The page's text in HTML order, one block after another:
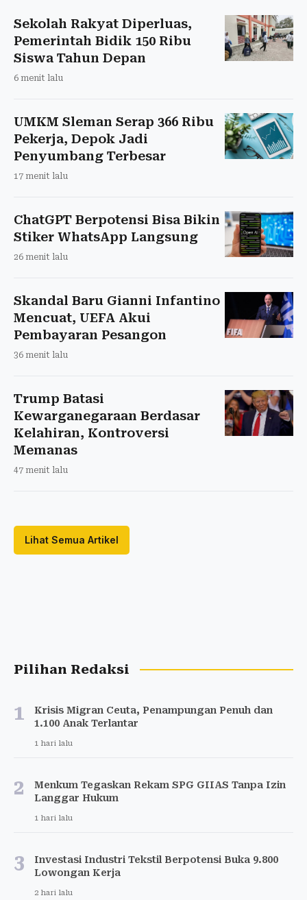
Sekolah Rakyat Diperluas,
Pemerintah Bidik 150 Ribu
Siswa Tahun Depan
6 menit lalu
UMKM Sleman Serap 366 Ribu
Pekerja, Depok Jadi
Penyumbang Terbesar
17 menit lalu
ChatGPT Berpotensi Bisa Bikin
Stiker WhatsApp Langsung
26 menit lalu
Skandal Baru Gianni Infantino
Mencuat, UEFA Akui
Pembayaran Pesangon
36 menit lalu
Trump Batasi
Kewarganegaraan Berdasar
Kelahiran, Kontroversi
Memanas
47 menit lalu
Lihat Semua Artikel
Pilihan Redaksi
1
Krisis Migran Ceuta, Penampungan Penuh dan
1.100 Anak Terlantar
1 hari lalu
2
Menkum Tegaskan Rekam SPG GIIAS Tanpa Izin
Langgar Hukum
1 hari lalu
3
Investasi Industri Tekstil Berpotensi Buka 9.800
Lowongan Kerja
2 hari lalu